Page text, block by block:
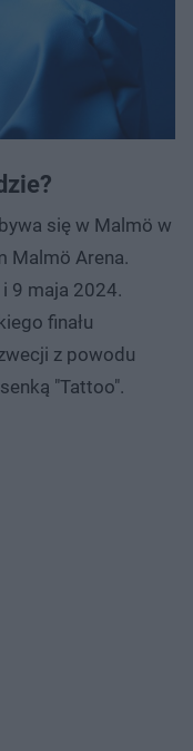
się w Malmö w
Malmö Arena.
i 9 maja 2024.
finału
z powodu
"Tattoo".